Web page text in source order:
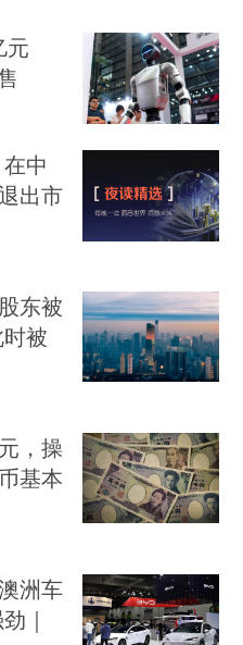
元
中
出市
东被
被
，操
基本
洲车
｜